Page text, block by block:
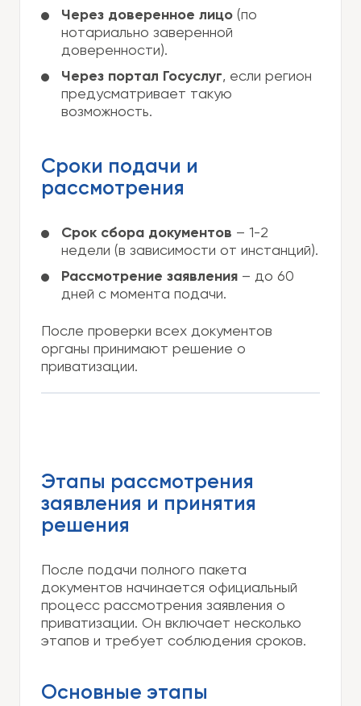
Через доверенное лицо (по
нотариально заверенной
доверенности).
Через портал Госуслуг, если регион
предусматривает такую
возможность.
Сроки подачи и
рассмотрения
Срок сбора документов – 1-2
недели (в зависимости от инстанций).
Рассмотрение заявления – до 60
дней с момента подачи.
После проверки всех документов
органы принимают решение о
приватизации.
Этапы рассмотрения
заявления и принятия
решения
После подачи полного пакета
документов начинается официальный
процесс рассмотрения заявления о
приватизации. Он включает несколько
этапов и требует соблюдения сроков.
Основные этапы